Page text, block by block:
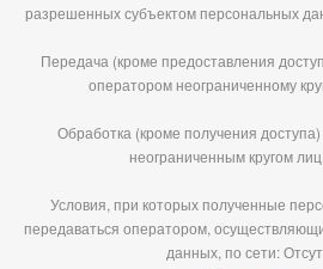
разрешенных субъектом персональных
Передача (кроме предоставления
оператором неограниченному
Обработка (кроме получения
неограниченным кругом
Условия, при которых полученные
передаваться оператором,
данных, по сети: